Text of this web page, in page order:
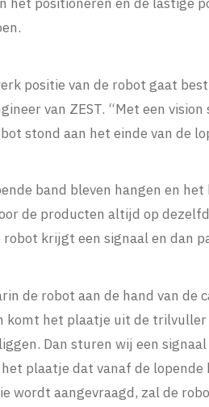
positie van de robot gaat
van ZEST. “Met een
stond aan het einde van de
band bleven hangen en
de producten altijd op
krijgt een signaal en dan
de robot aan de hand van de
het plaatje uit de
Dan sturen wij een
plaatje dat vanaf de
wordt aangevraagd, zal de